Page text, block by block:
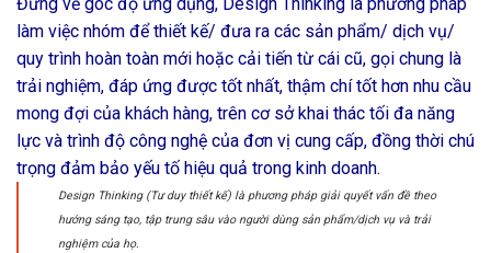
làm việc nhóm để thiết kế/ đưa ra các sản phẩm/ dịch vụ/
quy trình hoàn toàn mới hoặc cải tiến từ cái cũ, gọi chung là
trải nghiệm, đáp ứng được tốt nhất, thậm chí tốt hơn nhu cầu
mong đợi của khách hàng, trên cơ sở khai thác tối đa năng
lực và trình độ công nghệ của đơn vị cung cấp, đồng thời chú
trọng đảm bảo yếu tố hiệu quả trong kinh doanh.
Design Thinking (Tư duy thiết kế) là phương pháp giải quyết vấn đề theo
hướng sáng tạo, tập trung sâu vào người dùng sản phẩm/dịch vụ và trải
nghiệm của họ.